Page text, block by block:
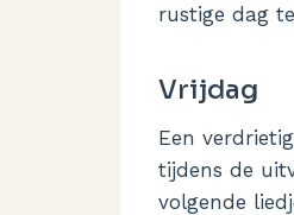
rustige dag
Vrijdag
Een
tijdens de
volgende